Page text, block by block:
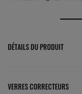
DÉTAILS DU PRODUIT
VERRES CORRECTEURS